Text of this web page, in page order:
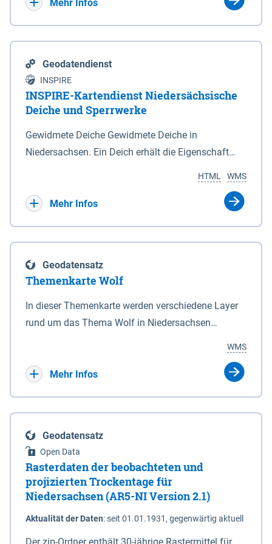
Mehr Infos
Geodatendienst
INSPIRE
INSPIRE-Kartendienst Niedersächsische
Deiche und Sperrwerke
Gewidmete Deiche Gewidmete Deiche in
Niedersachsen. Ein Deich erhält die Eigenschaft
Deichbehörde durch Verordnung ausspricht. Für
enthalten. Sperrwerke Sperrwerke sind Bauwerke
mit Sperrvorrichtungen in Tidegewässern, die dem
Schutz eines Gebietes vor erhöhten Tiden, vor allem
vor Sturmfluten, zu dienen bestimmt sind (§2 Abs.3
Eigenschaft eines Sperrwerkes durch Widmung, die
die Deichbehörde durch Verordnung ausspricht.
WMS
HTML
Mehr Infos
Geodatensatz
Themenkarte Wolf
In dieser Themenkarte werden verschiedene Layer
rund um das Thema Wolf in Niedersachsen
sowie Status der bestehenden Wolfsterritorien im
laufenden Monitoringjahr.
WMS
Mehr Infos
Geodatensatz
Open Data
Rasterdaten der beobachteten und
projizierten Trockentage für
Niedersachsen (AR5-NI Version 2.1)
Aktualität der Daten:seit 01.01.1931, gegenwärtig aktuell